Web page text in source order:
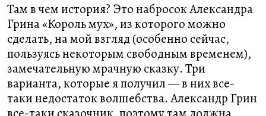
Там в чем история? Это набросок Александра
Грина «Король мух», из которого можно
сделать, на мой взгляд (особенно сейчас,
пользуясь некоторым свободным временем),
замечательную мрачную сказку. Три
варианта, которые я получил — в них все-
таки недостаток волшебства. Александр Грин